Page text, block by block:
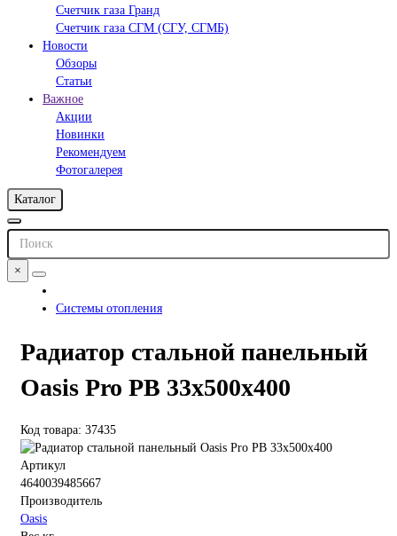
Счетчик газа Гранд
Счетчик газа СГМ (СГУ, СГМБ)
Новости
Обзоры
Статьи
Важное
Акции
Новинки
Рекомендуем
Фотогалерея
Каталог
×
Системы отопления
Радиатор стальной панельный
Oasis Pro PB 33х500х400
Код товара: 37435
Артикул
4640039485667
Производитель
Oasis